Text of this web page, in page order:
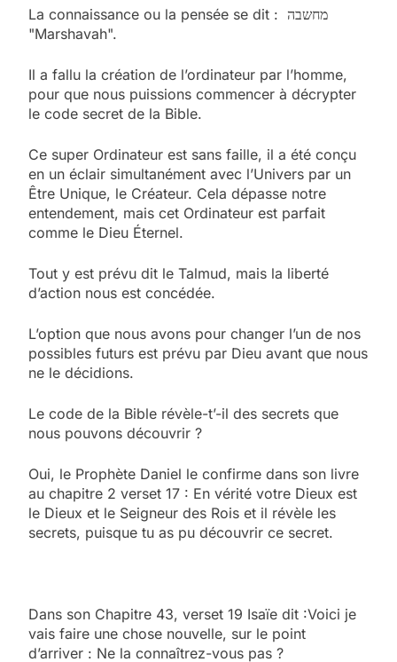
La connaissance ou la pensée se dit : מחשבה
"Marshavah".
Il a fallu la création de l’ordinateur par l’homme,
pour que nous puissions commencer à décrypter
le code secret de la Bible.
Ce super Ordinateur est sans faille, il a été conçu
en un éclair simultanément avec l’Univers par un
Être Unique, le Créateur. Cela dépasse notre
entendement, mais cet Ordinateur est parfait
comme le Dieu Éternel.
Tout y est prévu dit le Talmud, mais la liberté
d’action nous est concédée.
L’option que nous avons pour changer l’un de nos
possibles futurs est prévu par Dieu avant que nous
ne le décidions.
Le code de la Bible révèle-t’-il des secrets que
nous pouvons découvrir ?
Oui, le Prophète Daniel le confirme dans son livre
au chapitre 2 verset 17 : En vérité votre Dieux est
le Dieux et le Seigneur des Rois et il révèle les
secrets, puisque tu as pu découvrir ce secret.
Dans son Chapitre 43, verset 19 Isaïe dit :Voici je
vais faire une chose nouvelle, sur le point
d’arriver : Ne la connaîtrez-vous pas ?